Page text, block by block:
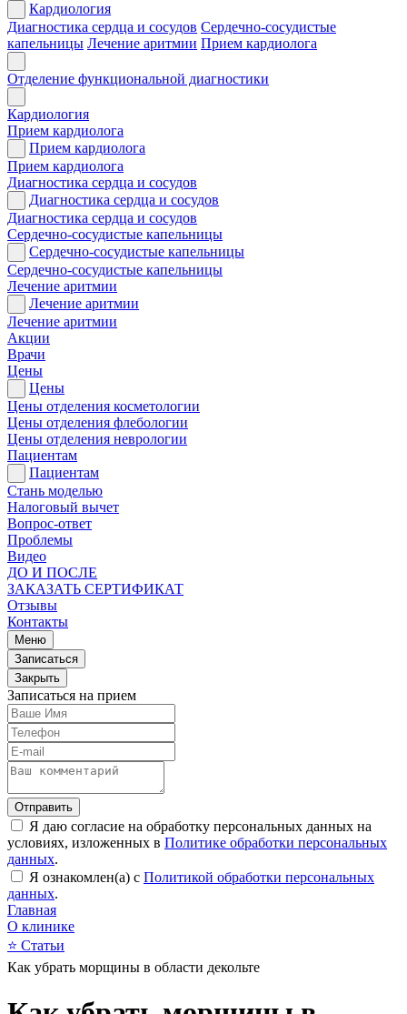
Кардиология
Диагностика сердца и сосудов Сердечно-сосудистые
капельницы Лечение аритмии Прием кардиолога
Отделение функциональной диагностики
Кардиология
Прием кардиолога
Прием кардиолога
Прием кардиолога
Диагностика сердца и сосудов
Диагностика сердца и сосудов
Диагностика сердца и сосудов
Сердечно-сосудистые капельницы
Сердечно-сосудистые капельницы
Сердечно-сосудистые капельницы
Лечение аритмии
Лечение аритмии
Лечение аритмии
Акции
Врачи
Цены
Цены
Цены отделения косметологии
Цены отделения флебологии
Цены отделения неврологии
Пациентам
Пациентам
Стань моделью
Налоговый вычет
Вопрос-ответ
Проблемы
Видео
ДО И ПОСЛЕ
ЗАКАЗАТЬ СЕРТИФИКАТ
Отзывы
Контакты
Меню
Записаться
Закрыть
Записаться на прием
Отправить
Я даю согласие на обработку персональных данных на
условиях, изложенных в Политике обработки персональных
данных.
Я ознакомлен(а) с Политикой обработки персональных
данных.
Главная
О клинике
⭐ Статьи
Как убрать морщины в области декольте